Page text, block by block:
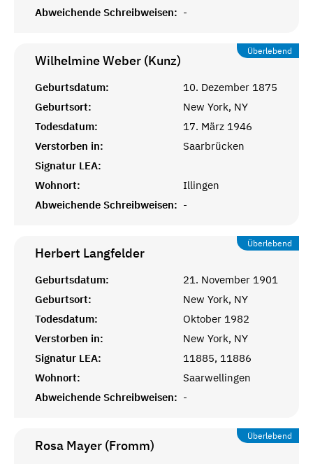
Abweichende Schreibweisen: -
Überlebend
Wilhelmine Weber (Kunz)
Geburtsdatum:
10. Dezember 1875
Geburtsort:
New York, NY
Todesdatum:
17. März 1946
Verstorben in:
Saarbrücken
Signatur LEA:
Wohnort:
Illingen
Abweichende Schreibweisen: -
Überlebend
Herbert Langfelder
Geburtsdatum:
21. November 1901
Geburtsort:
New York, NY
Todesdatum:
Oktober 1982
Verstorben in:
New York, NY
Signatur LEA:
11885, 11886
Wohnort:
Saarwellingen
Abweichende Schreibweisen: -
Überlebend
Rosa Mayer (Fromm)